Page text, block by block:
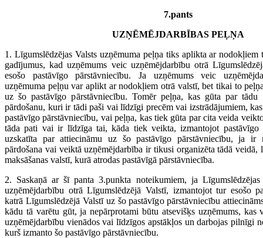
7.pants
UZŅĒMĒJDARBĪBAS PEĻŅA
1. Līgumslēdzējas Valsts uzņēmuma peļņa tiks aplikta ar
gadījumus, kad uzņēmums veic uzņēmējdarbību otrā
esošo pastāvīgo pārstāvniecību. Ja uzņēmums veic
uzņēmuma peļņu var aplikt ar nodokļiem otrā valstī, bet tikai to
uz šo pastāvīgo pārstāvniecību. Tomēr peļņa, kas gūta par tādu
pārdošanu, kuri ir tādi paši vai līdzīgi precēm vai izstrādājumiem,
pastāvīgo pārstāvniecību, vai peļņa, kas tiek gūta par cita veida
tāda pati vai ir līdzīga tai, kāda tiek veikta, izmantojot pastāvīgo
uzskatīta par attiecināmu uz šo pastāvīgo pārstāvniecību, ja ir
pārdošana vai veiktā uzņēmējdarbība ir tikusi organizēta tādā
maksāšanas valstī, kurā atrodas pastāvīgā pārstāvniecība.
2. Saskaņā ar šī panta 3.punkta noteikumiem, ja
uzņēmējdarbību otrā Līgumslēdzējā Valstī, izmantojot tur esošo
katrā Līgumslēdzējā Valstī uz šo pastāvīgo pārstāvniecību
kādu tā varētu gūt, ja nepārprotami būtu atsevišķs uzņēmums,
uzņēmējdarbību vienādos vai līdzīgos apstākļos un darbojas pilnīgi
kurš izmanto šo pastāvīgo pārstāvniecību.